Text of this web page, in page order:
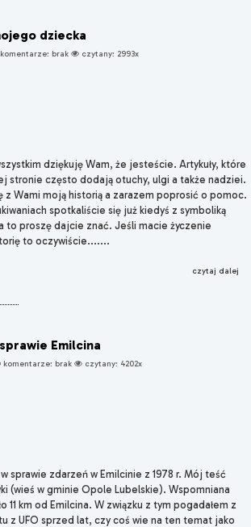
dziecka
komentarze: brak czytany: 2993x
dziękuję Wam, że jesteście. Artykuły, które
stronie często dodają otuchy, ulgi a także nadziei.
z Wami moją historią a zarazem poprosić o pomoc.
spotkaliście się już kiedyś z symboliką
to proszę dajcie znać. Jeśli macie życzenie
to oczywiście.......
czytaj dalej
Emilcina
komentarze: brak czytany: 4202x
sprawie zdarzeń w Emilcinie z 1978 r. Mój teść
(wieś w gminie Opole Lubelskie). Wspomniana
11 km od Emilcina. W związku z tym pogadałem z
z UFO sprzed lat, czy coś wie na ten temat jako